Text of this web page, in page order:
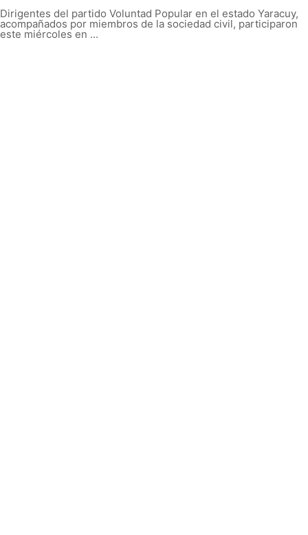
Dirigentes del partido Voluntad Popular en el estado Yaracuy,
acompañados por miembros de la sociedad civil, participaron
este miércoles en ...